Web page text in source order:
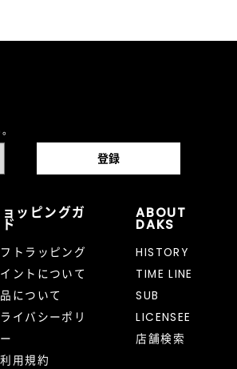
ッピングガ
トラッピング
ントについて
について
イバシーポリ
用規約
ABOUT
DAKS
HISTORY
TIME LINE
SUB
LICENSEE
店舗検索